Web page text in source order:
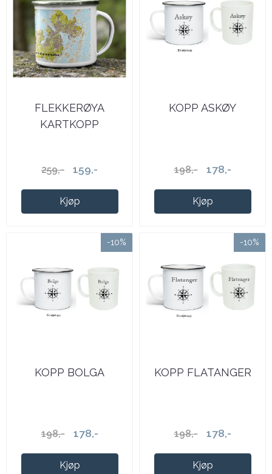
FLEKKERØYA
KARTKOPP
259,- 159,-
Kjøp
KOPP ASKØY
198,- 178,-
Kjøp
-10%
KOPP BOLGA
198,- 178,-
Kjøp
-10%
KOPP FLATANGER
198,- 178,-
Kjøp